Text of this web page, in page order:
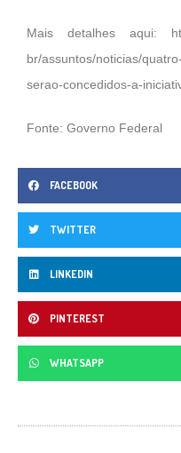
Mais detalhes aqui:
br/assuntos/noticias/
serao-concedidos-a-
Fonte: Governo Federal
FACEBOOK
TWITTER
LINKEDIN
PINTEREST
WHATSAPP